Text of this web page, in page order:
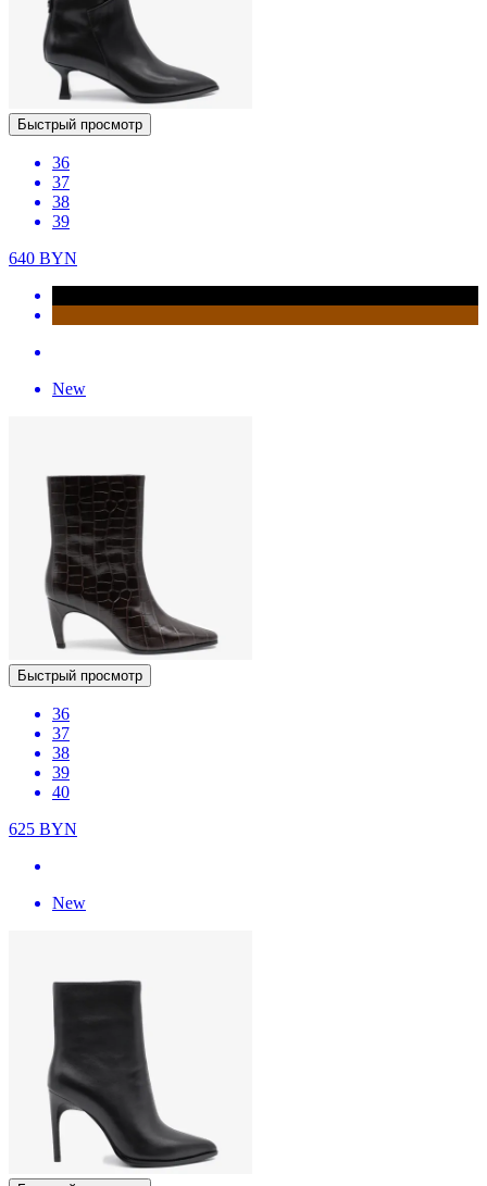
Быстрый просмотр
36
37
38
39
640 BYN
New
Быстрый просмотр
36
37
38
39
40
625 BYN
New